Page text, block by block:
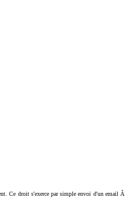
Ce droit s'exerce par simple envoi d'un email Ã